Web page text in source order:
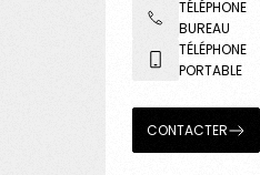
TÉLÉPHONE
BUREAU
TÉLÉPHONE
PORTABLE
CONTACTER